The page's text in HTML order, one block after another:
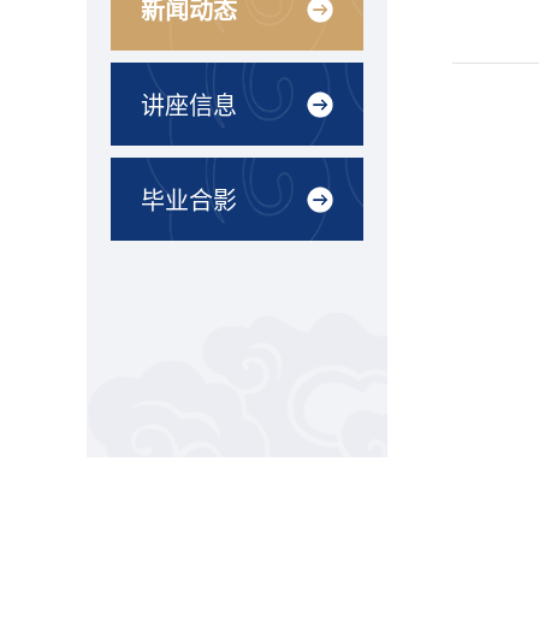
新闻动态
讲座信息
毕业合影